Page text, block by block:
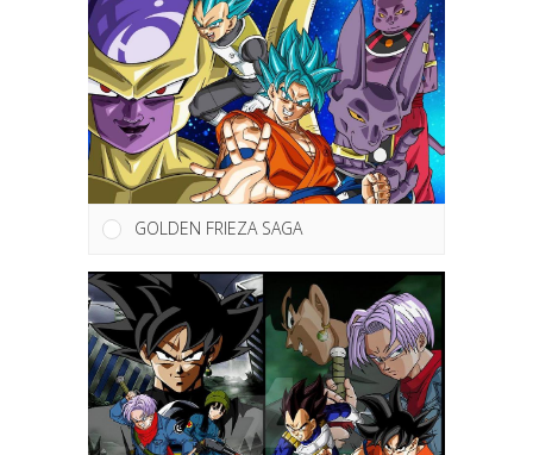
GOLDEN FRIEZA SAGA